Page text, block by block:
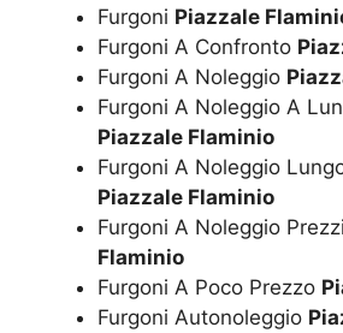
Furgoni Piazzale
Furgoni A Confronto
Furgoni A Noleggio
Furgoni A Noleggio A
Piazzale Flaminio
Furgoni A Noleggio
Piazzale Flaminio
Furgoni A Noleggio Prezzi
Flaminio
Furgoni A Poco Prezzo
Furgoni Autonoleggio